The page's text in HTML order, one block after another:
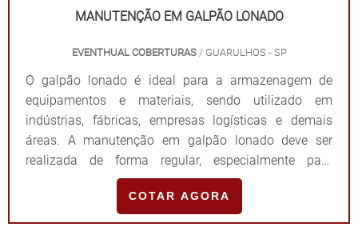
MANUTENÇÃO EM GALPÃO LONADO
EVENTHUAL COBERTURAS/ GUARULHOS - SP
O galpão lonado é ideal para a armazenagem de
equipamentos e materiais, sendo utilizado em
indústrias, fábricas, empresas logísticas e demais
áreas. A manutenção em galpão lonado deve ser
realizada de forma regular, especialmente para
prevenir que intempéries que desgastam o lonamento
afetem o seu desempenho durante a rotina de
trabalho dos estabelecimentos.MAIS INFORMAÇÕES
COTAR AGORA